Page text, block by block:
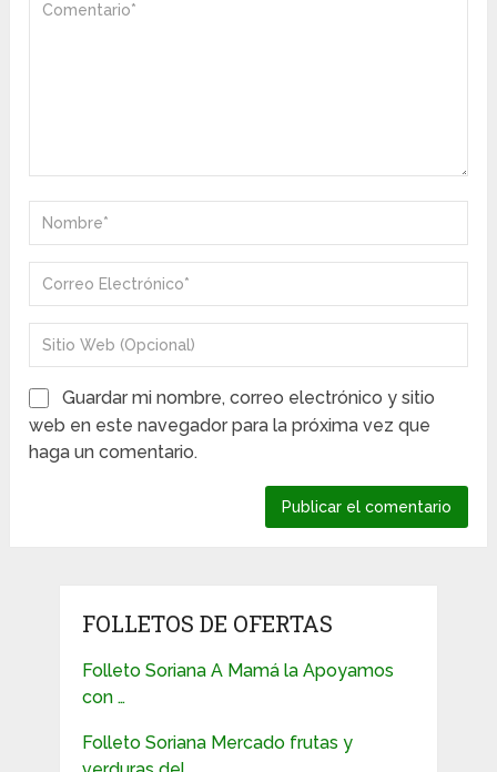
Guardar mi nombre, correo electrónico y sitio
web en este navegador para la próxima vez que
haga un comentario.
FOLLETOS DE OFERTAS
Folleto Soriana A Mamá la Apoyamos
con …
Folleto Soriana Mercado frutas y